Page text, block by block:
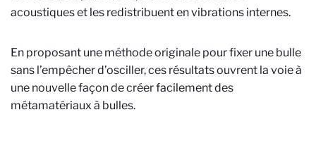
acoustiques et les redistribuent en vibrations internes.
En proposant une méthode originale pour fixer une bulle
sans l’empêcher d’osciller, ces résultats ouvrent la voie à
une nouvelle façon de créer facilement des
métamatériaux à bulles.